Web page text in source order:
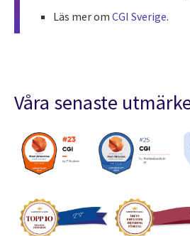
Läs mer om CGI Sverige.
Våra senaste